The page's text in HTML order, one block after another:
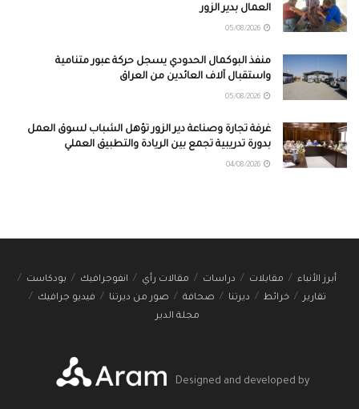
العمال بدير الزور
منفذ البوكمال الحدودي يسجل حركة عبور متنامية
واستقبال آلاف العائدين من العراق
غرفة تجارة وصناعة دير الزور تؤهل الشباب لسوق العمل
بدورة تدريبية تجمع بين الريادة والتطبيق العملي
أبرز الأنباء مقابلات دراسات مقالات رأي انفوجرافيك
بودكاست
تقارير
خرائط ديرتنا صحافة صور من ديرتنا
فيديو جرافيك
مجلة الدير
Designed and developed by